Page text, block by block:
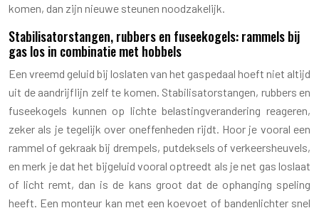
komen, dan zijn nieuwe steunen noodzakelijk.
Stabilisatorstangen, rubbers en fuseekogels: rammels bij
gas los in combinatie met hobbels
Een vreemd geluid bij loslaten van het gaspedaal hoeft niet altijd
uit de aandrijflijn zelf te komen. Stabilisatorstangen, rubbers en
fuseekogels kunnen op lichte belastingverandering reageren,
zeker als je tegelijk over oneffenheden rijdt. Hoor je vooral een
rammel of gekraak bij drempels, putdeksels of verkeersheuvels,
en merk je dat het bijgeluid vooral optreedt als je net gas loslaat
of licht remt, dan is de kans groot dat de ophanging speling
heeft. Een monteur kan met een koevoet of bandenlichter snel